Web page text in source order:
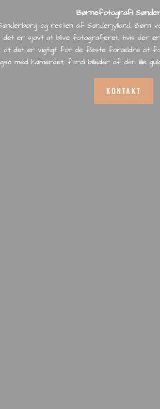
Børnefotografi
og resten af Sønderjylland. Børn
det er sjovt at blive fotograferet, hvis der
at det er vigtigt for de fleste forældre at
med kameraet, fordi billeder af den lille
KONTAKT